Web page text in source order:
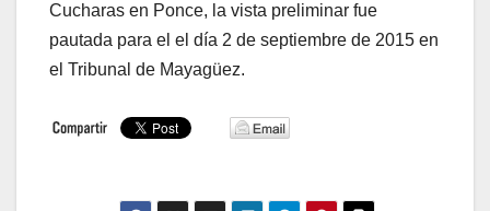
Cucharas en Ponce, la vista preliminar fue
pautada para el el día 2 de septiembre de 2015 en
el Tribunal de Mayagüez.